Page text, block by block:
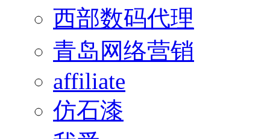
西部数码代理
青岛网络营销
affiliate
仿石漆